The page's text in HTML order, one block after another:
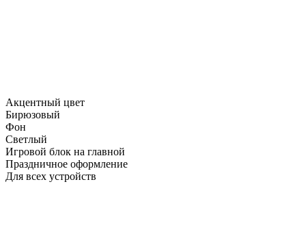
Акцентный цвет
Бирюзовый
Фон
Светлый
Игровой блок на главной
Праздничное оформление
Для всех устройств